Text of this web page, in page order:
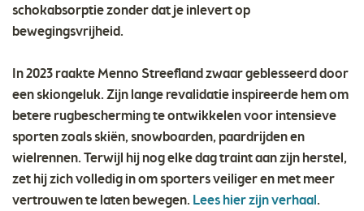
schokabsorptie zonder dat je inlevert op
bewegingsvrijheid.
In 2023 raakte Menno Streefland zwaar geblesseerd door
een skiongeluk. Zijn lange revalidatie inspireerde hem om
betere rugbescherming te ontwikkelen voor intensieve
sporten zoals skiën, snowboarden, paardrijden en
wielrennen. Terwijl hij nog elke dag traint aan zijn herstel,
zet hij zich volledig in om sporters veiliger en met meer
vertrouwen te laten bewegen. Lees hier zijn verhaal.